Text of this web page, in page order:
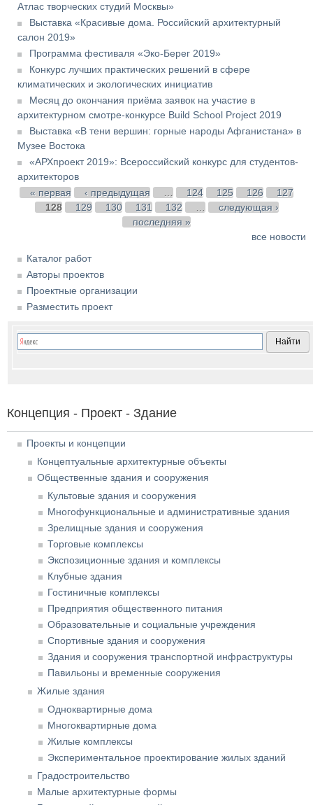
Атлас творческих студий Москвы»
Выставка «Красивые дома. Российский архитектурный
салон 2019»
Программа фестиваля «Эко-Берег 2019»
Конкурс лучших практических решений в сфере
климатических и экологических инициатив
Месяц до окончания приёма заявок на участие в
архитектурном смотре-конкурсе Build School Project 2019
Выставка «В тени вершин: горные народы Афганистана» в
Музее Востока
«АРХпроект 2019»: Всероссийский конкурс для студентов-
архитекторов
Страницы
« первая ‹ предыдущая … 124 125 126
127
128
129 130 131 132 …
следующая ›
последняя »
все новости
Каталог работ
Авторы проектов
Проектные организации
Разместить проект
Концепция - Проект - Здание
Проекты и концепции
Концептуальные архитектурные объекты
Общественные здания и сооружения
Культовые здания и сооружения
Многофункциональные и административные здания
Зрелищные здания и сооружения
Торговые комплексы
Экспозиционные здания и комплексы
Клубные здания
Гостиничные комплексы
Предприятия общественного питания
Образовательные и социальные учреждения
Спортивные здания и сооружения
Здания и сооружения транспортной инфраструктуры
Павильоны и временные сооружения
Жилые здания
Одноквартирные дома
Многоквартирные дома
Жилые комплексы
Экспериментальное проектирование жилых зданий
Градостроительство
Малые архитектурные формы